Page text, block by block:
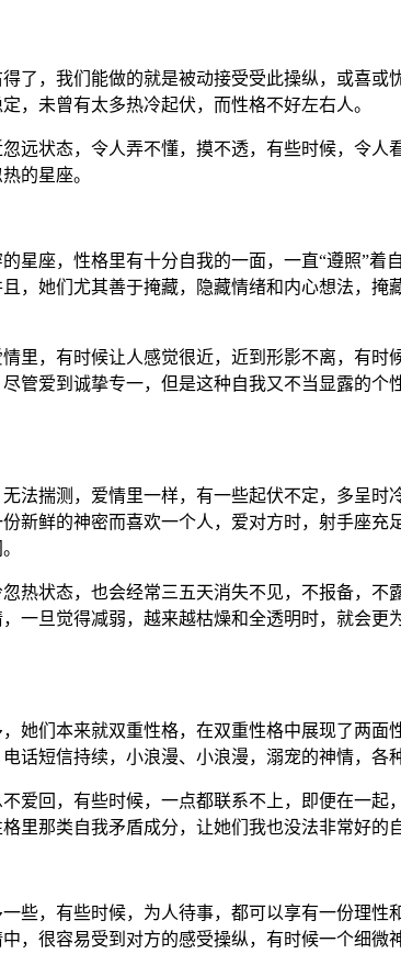
了，我们能做的就是被动接受受此操纵，或喜
，未曾有太多热冷起伏，而性格不好左右人。
远状态，令人弄不懂，摸不透，有些时候，令
的星座。
星座，性格里有十分自我的一面，一直“遵照”着
，她们尤其善于掩藏，隐藏情绪和内心想法，掩
里，有时候让人感觉很近，近到形影不离，有
管爱到诚挚专一，但是这种自我又不当显露的
法揣测，爱情里一样，有一些起伏不定，多呈
新鲜的神密而喜欢一个人，爱对方时，射手座
热状态，也会经常三五天消失不见，不报备，
一旦觉得减弱，越来越枯燥和全透明时，就会
她们本来就双重性格，在双重性格中展现了两
话短信持续，小浪漫、小浪漫，溺宠的神情，各
爱回，有些时候，一点都联系不上，即便在一
里那类自我矛盾成分，让她们我也没法非常好的
些，有些时候，为人待事，都可以享有一份理
，很容易受到对方的感受操纵，有时候一个细